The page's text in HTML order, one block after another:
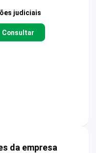
judiciais
Consultar
da empresa